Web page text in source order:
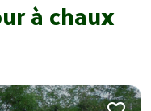
à chaux